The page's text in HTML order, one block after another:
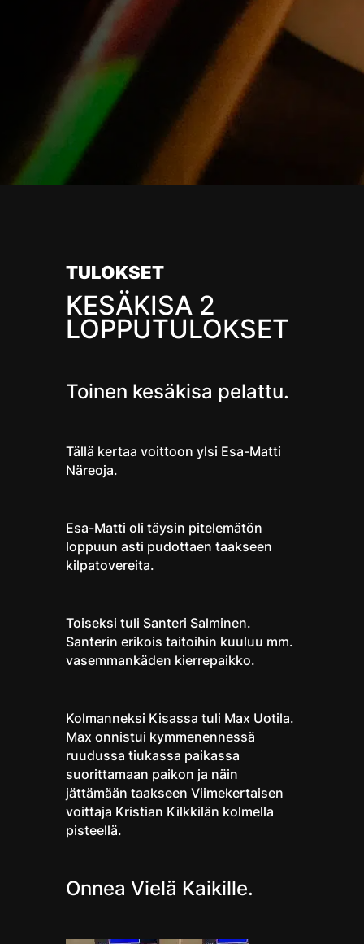
TULOKSET
KESÄKISA 2
LOPPUTULOKSET
Toinen kesäkisa pelattu.
Tällä kertaa voittoon ylsi Esa-Matti
Näreoja.
Esa-Matti oli täysin pitelemätön
loppuun asti pudottaen taakseen
kilpatovereita.
Toiseksi tuli Santeri Salminen.
Santerin erikois taitoihin kuuluu mm.
vasemmankäden kierrepaikko.
Kolmanneksi Kisassa tuli Max Uotila.
Max onnistui kymmenennessä
ruudussa tiukassa paikassa
suorittamaan paikon ja näin
jättämään taakseen Viimekertaisen
voittaja Kristian Kilkkilän kolmella
pisteellä.
Onnea Vielä Kaikille.